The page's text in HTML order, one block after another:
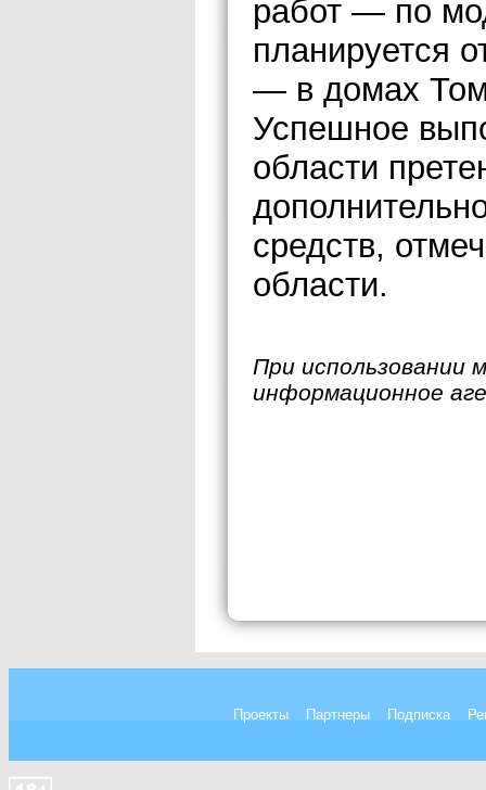
работ — по
планируется
— в домах
Успешное
области
средств,
области.
При использовании
информационное
Проекты Партнеры Подписка